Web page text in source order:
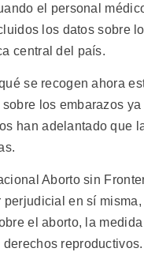
el personal
los datos sobre
central del país.
se recogen ahora
los embarazos
han adelantado que
Aborto sin
en sí
el aborto, la
reproductivos.